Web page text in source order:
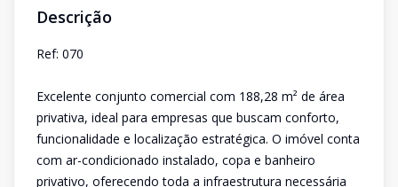
Descrição
Ref: 070
Excelente conjunto comercial com 188,28 m² de área
privativa, ideal para empresas que buscam conforto,
funcionalidade e localização estratégica. O imóvel conta
com ar-condicionado instalado, copa e banheiro
privativo, oferecendo toda a infraestrutura necessária